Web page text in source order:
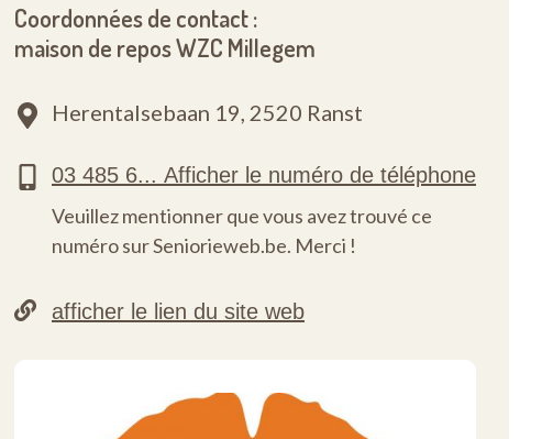
Coordonnées de contact :
maison de repos WZC Millegem
Herentalsebaan 19, 2520 Ranst
Veuillez mentionner que vous avez trouvé ce
numéro sur Seniorieweb.be. Merci !